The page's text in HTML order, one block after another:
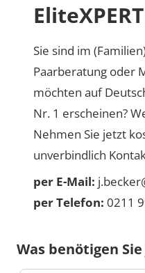
Sie sind im
Paarberatung oder
möchten auf
Nr. 1 erscheinen?
Nehmen Sie jetzt
unverbindlich
per E-Mail:
per Telefon: 0211
Was benötigen